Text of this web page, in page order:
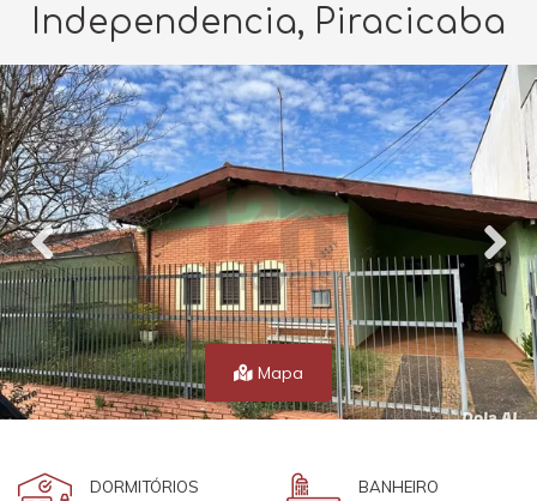
Independencia, Piracicaba
Mapa
DORMITÓRIOS BANHEIRO